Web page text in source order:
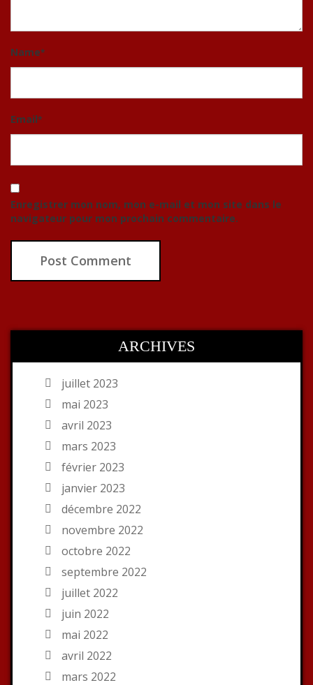
Name*
Email*
Enregistrer mon nom, mon e-mail et mon site dans le
navigateur pour mon prochain commentaire.
ARCHIVES
juillet 2023
mai 2023
avril 2023
mars 2023
février 2023
janvier 2023
décembre 2022
novembre 2022
octobre 2022
septembre 2022
juillet 2022
juin 2022
mai 2022
avril 2022
mars 2022